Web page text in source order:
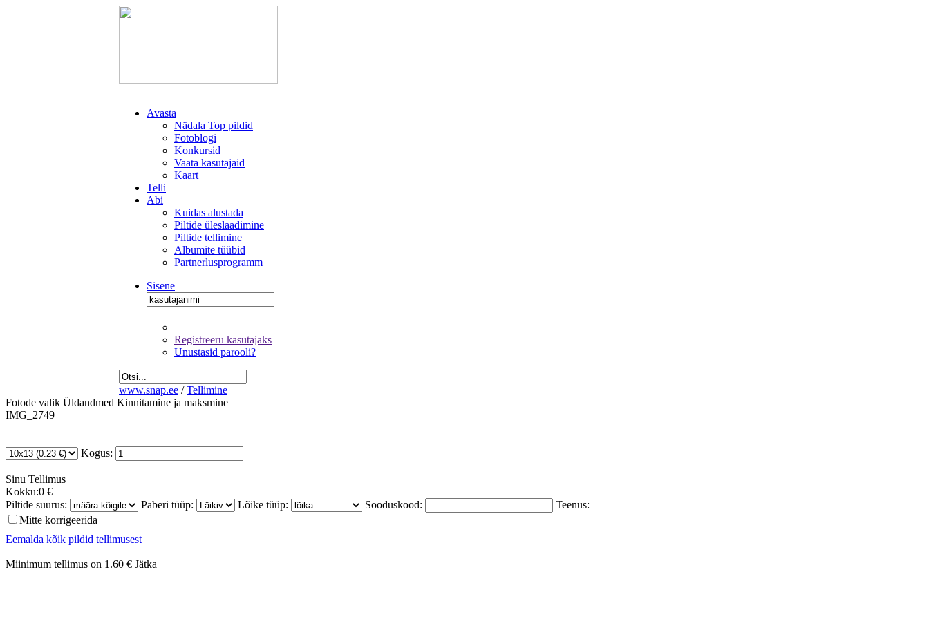
Avasta
Nädala Top pildid
Fotoblogi
Konkursid
Vaata kasutajaid
Kaart
Telli
Abi
Kuidas alustada
Piltide üleslaadimine
Piltide tellimine
Albumite tüübid
Partnerlusprogramm
Sisene
Registreeru kasutajaks
Unustasid parooli?
www.snap.ee / Tellimine
Fotode valik Üldandmed Kinnitamine ja maksmine
IMG_2749
Kogus:
Sinu Tellimus
Kokku:0 €
Piltide suurus:
Paberi tüüp: Lõike tüüp: Sooduskood:
Teenus:
Mitte korrigeerida
Eemalda kõik pildid tellimusest
Miinimum tellimus on 1.60 € Jätka